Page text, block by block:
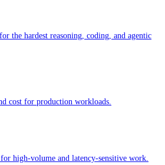
the hardest reasoning, coding, and agentic
cost for production workloads.
high-volume and latency-sensitive work.